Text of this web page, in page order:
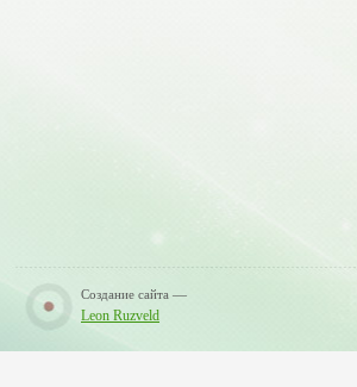
Создание сайта —
Leon Ruzveld